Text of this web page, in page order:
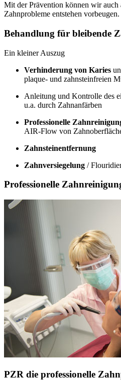
Mit der Prävention können wir auch
Zahnprobleme entstehen vorbeugen.
Behandlung für bleibende
Ein kleiner Auszug
Verhinderung von Karies
plaque- und zahnsteinfreien
Anleitung und Kontrolle des
u.a. durch Zahnanfärben
Professionelle
AIR-Flow von
Zahnsteinentfernung
Zahnversiegelung /
Professionelle
PZR die professionelle